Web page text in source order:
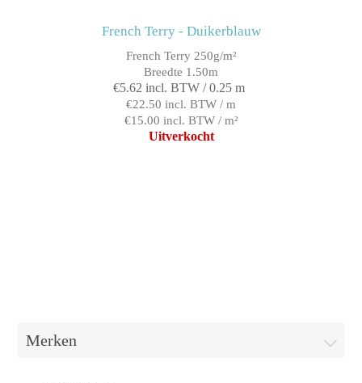
French Terry - Duikerblauw
French Terry 250g/m²
Breedte 1.50m
€5.62 incl. BTW / 0.25 m
€22.50 incl. BTW / m
€15.00 incl. BTW / m²
Uitverkocht
Merken